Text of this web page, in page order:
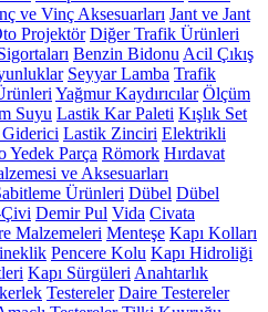
ve Vinç Aksesuarları Jant ve Jant
Projektör Diğer Trafik Ürünleri
Benzin Bidonu Acil Çıkış
Seyyar Lamba Trafik
Yağmur Kaydırıcılar Ölçüm
Suyu Lastik Kar Paleti Kışlık Set
Lastik Zinciri Elektrikli
Yedek Parça Römork Hırdavat
ve Aksesuarları
Ürünleri Dübel Dübel
Demir Pul Vida Civata
Malzemeleri Menteşe Kapı Kolları
Pencere Kolu Kapı Hidroliği
Kapı Sürgüleri Anahtarlık
Testereler Daire Testereler